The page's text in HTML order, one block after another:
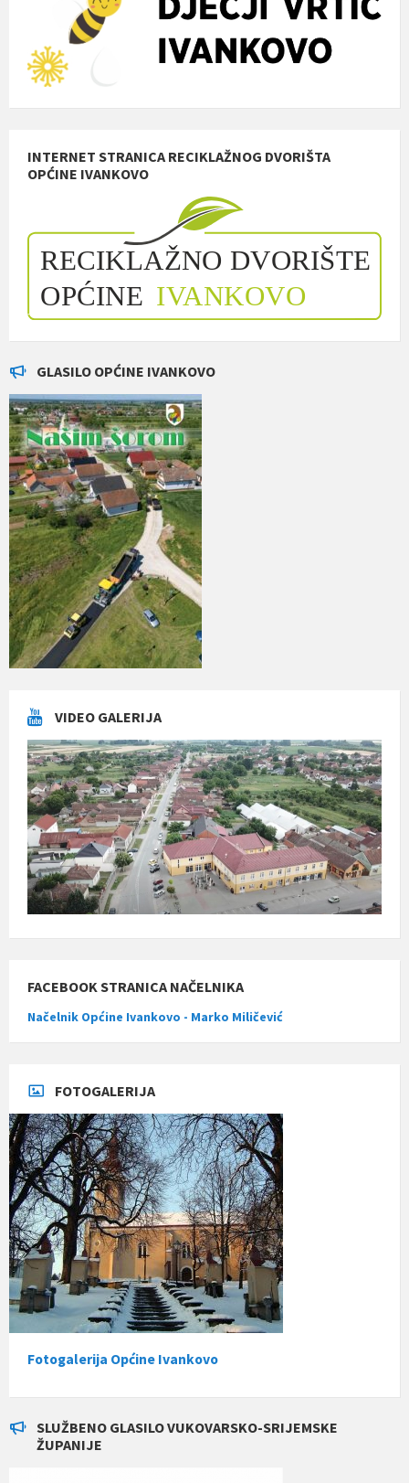
INTERNET STRANICA RECIKLAŽNOG DVORIŠTA
OPĆINE IVANKOVO
GLASILO OPĆINE IVANKOVO
VIDEO GALERIJA
FACEBOOK STRANICA NAČELNIKA
Načelnik Općine Ivankovo - Marko Miličević
FOTOGALERIJA
Fotogalerija Općine Ivankovo
SLUŽBENO GLASILO VUKOVARSKO-SRIJEMSKE
ŽUPANIJE